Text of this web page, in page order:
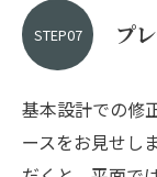
プ
STEP07
基本設計での修
ースをお見せし